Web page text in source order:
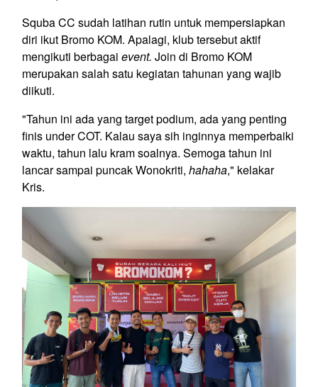
Squba CC sudah latihan rutin untuk mempersiapkan
diri ikut Bromo KOM. Apalagi, klub tersebut aktif
mengikuti berbagai event. Join di Bromo KOM
merupakan salah satu kegiatan tahunan yang wajib
diikuti.
"Tahun ini ada yang target podium, ada yang penting
finis under COT. Kalau saya sih inginnya memperbaiki
waktu, tahun lalu kram soalnya. Semoga tahun ini
lancar sampai puncak Wonokriti, hahaha," kelakar
Kris.